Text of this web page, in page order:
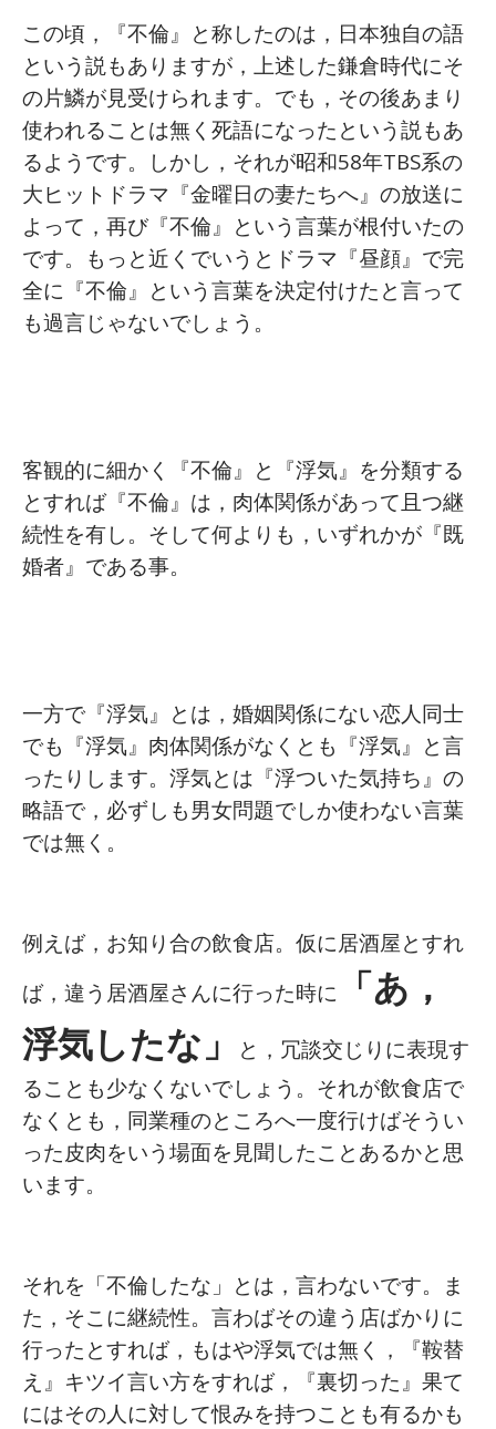
この頃，『不倫』と称したのは，日本独自の語
という説もありますが，上述した鎌倉時代にそ
の片鱗が見受けられます。でも，その後あまり
使われることは無く死語になったという説もあ
るようです。しかし，それが昭和58年TBS系の
大ヒットドラマ『金曜日の妻たちへ』の放送に
よって，再び『不倫』という言葉が根付いたの
です。もっと近くでいうとドラマ『昼顔』で完
全に『不倫』という言葉を決定付けたと言って
も過言じゃないでしょう。
客観的に細かく『不倫』と『浮気』を分類する
とすれば『不倫』は，肉体関係があって且つ継
続性を有し。そして何よりも，いずれかが『既
婚者』である事。
一方で『浮気』とは，婚姻関係にない恋人同士
でも『浮気』肉体関係がなくとも『浮気』と言
ったりします。浮気とは『浮ついた気持ち』の
略語で，必ずしも男女問題でしか使わない言葉
では無く。
例えば，お知り合の飲食店。仮に居酒屋とすれ
ば，違う居酒屋さんに行った時に
「あ，
浮気したな」
と，冗談交じりに表現す
ることも少なくないでしょう。それが飲食店で
なくとも，同業種のところへ一度行けばそうい
った皮肉をいう場面を見聞したことあるかと思
います。
それを「不倫したな」とは，言わないです。ま
た，そこに継続性。言わばその違う店ばかりに
行ったとすれば，もはや浮気では無く，『鞍替
え』キツイ言い方をすれば，『裏切った』果て
にはその人に対して恨みを持つことも有るかも